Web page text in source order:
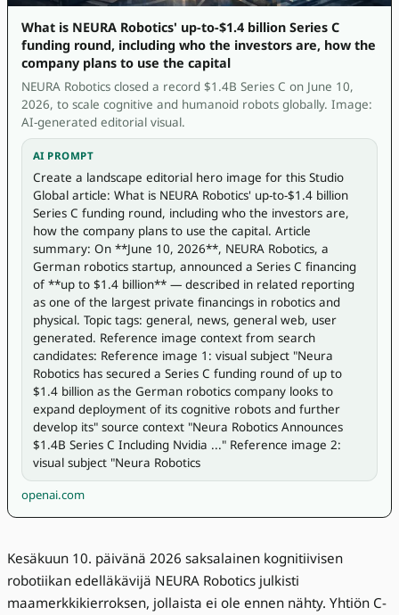
What is NEURA Robotics' up-to-$1.4 billion Series C
funding round, including who the investors are, how the
company plans to use the capital
NEURA Robotics closed a record $1.4B Series C on June 10,
2026, to scale cognitive and humanoid robots globally. Image:
AI-generated editorial visual.
AI PROMPT
Create a landscape editorial hero image for this Studio
Global article: What is NEURA Robotics' up-to-$1.4 billion
Series C funding round, including who the investors are,
how the company plans to use the capital. Article
summary: On **June 10, 2026**, NEURA Robotics, a
German robotics startup, announced a Series C financing
of **up to $1.4 billion** — described in related reporting
as one of the largest private financings in robotics and
physical. Topic tags: general, news, general web, user
generated. Reference image context from search
candidates: Reference image 1: visual subject "Neura
Robotics has secured a Series C funding round of up to
$1.4 billion as the German robotics company looks to
expand deployment of its cognitive robots and further
develop its" source context "Neura Robotics Announces
$1.4B Series C Including Nvidia ..." Reference image 2:
visual subject "Neura Robotics
openai.com
Kesäkuun 10. päivänä 2026 saksalainen kognitiivisen
robotiikan edelläkävijä NEURA Robotics julkisti
maamerkkikierroksen, jollaista ei ole ennen nähty. Yhtiön C-